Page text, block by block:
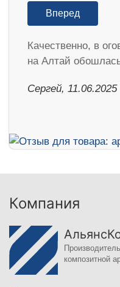
Вперед
Качественно, в
на Алтай
Сергей, 11.06.2025
Компания
композитной